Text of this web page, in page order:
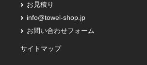
お見積り
info@towel-shop.jp
お問い合わせフォーム
サイトマップ